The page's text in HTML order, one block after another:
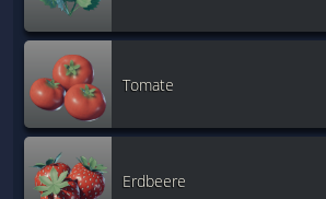
Tomate
Erdbeere